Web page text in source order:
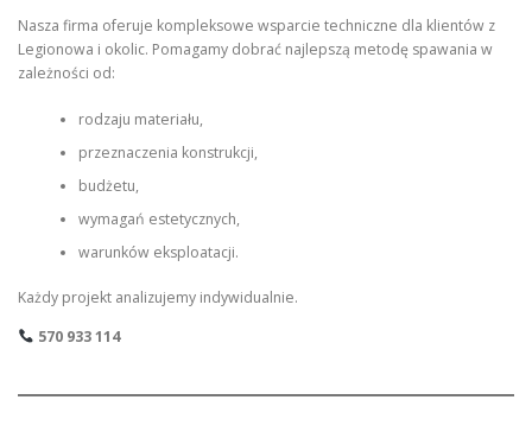
Nasza firma oferuje kompleksowe wsparcie techniczne dla klientów z
Legionowa i okolic. Pomagamy dobrać najlepszą metodę spawania w
zależności od:
rodzaju materiału,
przeznaczenia konstrukcji,
budżetu,
wymagań estetycznych,
warunków eksploatacji.
Każdy projekt analizujemy indywidualnie.
570 933 114